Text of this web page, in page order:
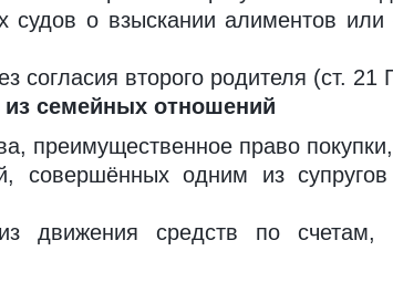
судов о взыскании алиментов
согласия второго родителя (ст. 21
семейных отношений
преимущественное право
совершённых одним из супругов
движения средств по